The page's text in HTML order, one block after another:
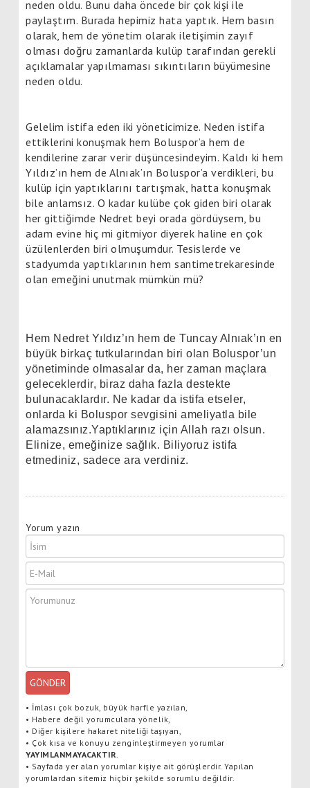
neden oldu. Bunu daha öncede bir çok kişi ile
paylaştım. Burada hepimiz hata yaptık. Hem basın
olarak, hem de yönetim olarak iletişimin zayıf
olması doğru zamanlarda kulüp tarafından gerekli
açıklamalar yapılmaması sıkıntıların büyümesine
neden oldu.
Gelelim istifa eden iki yöneticimize. Neden istifa
ettiklerini konuşmak hem Boluspor’a hem de
kendilerine zarar verir düşüncesindeyim. Kaldı ki hem
Yıldız’ın hem de Alnıak’ın Boluspor’a verdikleri, bu
kulüp için yaptıklarını tartışmak, hatta konuşmak
bile anlamsız. O kadar kulübe çok giden biri olarak
her gittiğimde Nedret beyi orada gördüysem, bu
adam evine hiç mi gitmiyor diyerek haline en çok
üzülenlerden biri olmuşumdur. Tesislerde ve
stadyumda yaptıklarının hem santimetrekaresinde
olan emeğini unutmak mümkün mü?
Hem Nedret Yıldız’ın hem de Tuncay Alnıak’ın en
büyük birkaç tutkularından biri olan Boluspor’un
yönetiminde olmasalar da, her zaman maçlara
geleceklerdir, biraz daha fazla destekte
bulunacaklardır. Ne kadar da istifa etseler,
onlarda ki Boluspor sevgisini ameliyatla bile
alamazsınız.Yaptıklarınız için Allah razı olsun.
Elinize, emeğinize sağlık. Biliyoruz istifa
etmediniz, sadece ara verdiniz.
Yorum yazın
GÖNDER
• İmlası çok bozuk, büyük harfle yazılan,
• Habere değil yorumculara yönelik,
• Diğer kişilere hakaret niteliği taşıyan,
• Çok kısa ve konuyu zenginleştirmeyen yorumlar
YAYIMLANMAYACAKTIR.
• Sayfada yer alan yorumlar kişiye ait görüşlerdir. Yapılan
yorumlardan sitemiz hiçbir şekilde sorumlu değildir.